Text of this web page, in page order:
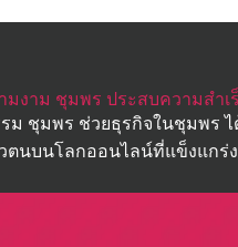
งาม ชุมพร ประสบความสำเ
ชุมพร ช่วยธุรกิจในชุมพร ไ
นบนโลกออนไลน์ที่แข็งแกร่